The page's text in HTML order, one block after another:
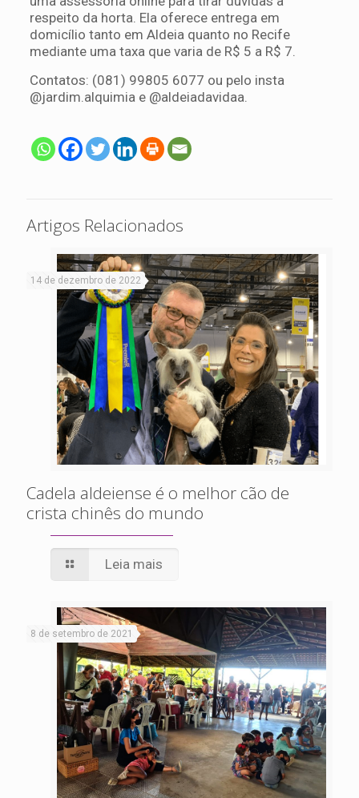
respeito da horta. Ela oferece entrega em
domicílio tanto em Aldeia quanto no Recife
mediante uma taxa que varia de R$ 5 a R$ 7.
Contatos: (081) 99805 6077 ou pelo insta
@jardim.alquimia e @aldeiadavidaa.
Artigos Relacionados
14 de dezembro de 2022
Cadela aldeiense é o melhor cão de
crista chinês do mundo
Leia mais
8 de setembro de 2021